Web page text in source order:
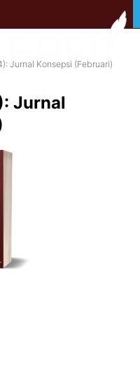
Jurnal Konsepsi (Februari)
Jurnal